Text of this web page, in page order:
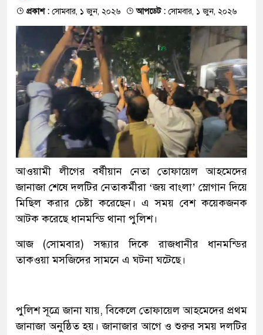
প্রকাশ : সোমবার, ১ জুন, ২০২৬ আপডেট : সোমবার, ১ জুন, ২০২৬
আওয়ামী লীগের বর্ষীয়ান নেতা তোফায়েল আহমেদের
জানাজা শেষে দলটির নেতাকর্মীরা ‘জয় বাংলা’ স্লোগান দিয়ে
মিছিল করার চেষ্টা করেছেন। এ সময় বেশ কয়েকজনক
আটক করেছে ধানমন্ডি থানা পুলিশ।
আজ (সোমবার) সন্ধ্যার দিকে রাজধানীর ধানমন্ডির
তাকওয়া মসজিদের সামনে এ ঘটনা ঘটেছে।
পুলিশ সূত্রে জানা যায়, বিকেলে তোফায়েল আহমেদের প্রথম
জানাজা অনুষ্ঠিত হয়। জানাজার আগে ও শুরুর সময় দলটির